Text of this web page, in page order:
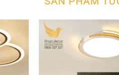
nổi bật
mỹ cao: ánh sáng pha lê lấp
điện:sử dụng bóng LED công